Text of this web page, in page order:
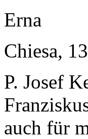
Erna
Chiesa,
P. Josef
auch für